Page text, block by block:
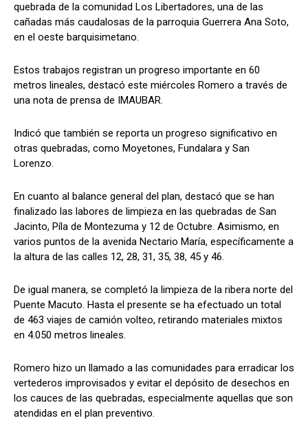
quebrada de la comunidad Los Libertadores, una de las
cañadas más caudalosas de la parroquia Guerrera Ana Soto,
en el oeste barquisimetano.
Estos trabajos registran un progreso importante en 60
metros lineales, destacó este miércoles Romero a través de
una nota de prensa de IMAUBAR.
Indicó que también se reporta un progreso significativo en
otras quebradas, como Moyetones, Fundalara y San
Lorenzo.
En cuanto al balance general del plan, destacó que se han
finalizado las labores de limpieza en las quebradas de San
Jacinto, Píla de Montezuma y 12 de Octubre. Asimismo, en
varios puntos de la avenida Nectario María, específicamente a
la altura de las calles 12, 28, 31, 35, 38, 45 y 46.
De igual manera, se completó la limpieza de la ribera norte del
Puente Macuto. Hasta el presente se ha efectuado un total
de 463 viajes de camión volteo, retirando materiales mixtos
en 4.050 metros lineales.
Romero hizo un llamado a las comunidades para erradicar los
vertederos improvisados y evitar el depósito de desechos en
los cauces de las quebradas, especialmente aquellas que son
atendidas en el plan preventivo.